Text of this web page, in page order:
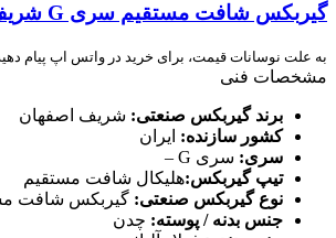
گیربکس شافت مستقیم سری G شریف
به علت نوسانات قیمت، برای خرید در واتس اپ پیام
مشخصات فنی
برند گیربکس صنعتی: شریف اصفهان
کشور سازنده: ایران
سری: سری G –
تیپ گیربکس:هلیکال شافت مستقیم
نوع گیربکس صنعتی: گیربکس شافت
جنس بدنه / پوسته: چدن